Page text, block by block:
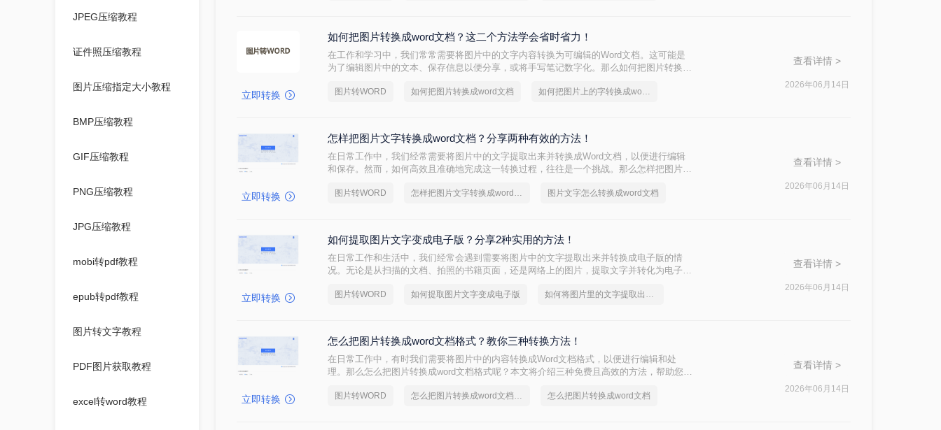
JPEG压缩教程
证件照压缩教程
图片压缩指定大小教程
BMP压缩教程
GIF压缩教程
PNG压缩教程
JPG压缩教程
mobi转pdf教程
epub转pdf教程
图片转文字教程
PDF图片获取教程
excel转word教程
立即转换
如何把图片转换成word文档？这二个方法学会省时省力！
在工作和学习中，我们常常需要将图片中的文字内容转换为可编辑的Word文档。这可能是
为了编辑图片中的文本、保存信息以便分享，或将手写笔记数字化。那么如何把图片转换成
图片转WORD 如何把图片转换成word文档 如何把图片上的字转换成word文档
查看详情 >
2026年06月14日
立即转换
怎样把图片文字转换成word文档？分享两种有效的方法！
在日常工作中，我们经常需要将图片中的文字提取出来并转换成Word文档，以便进行编辑
和保存。然而，如何高效且准确地完成这一转换过程，往往是一个挑战。那么怎样把图片文
的转换。
图片转WORD 怎样把图片文字转换成word文档 图片文字怎么转换成word文档
查看详情 >
2026年06月14日
立即转换
如何提取图片文字变成电子版？分享2种实用的方法！
在日常工作和生活中，我们经常会遇到需要将图片中的文字提取出来并转换成电子版的情
况。无论是从扫描的文档、拍照的书籍页面，还是网络上的图片，提取文字并转化为电子版
用的方法来实现这一目标。
图片转WORD 如何提取图片文字变成电子版 如何将图片里的文字提取出来变成文档
查看详情 >
2026年06月14日
立即转换
怎么把图片转换成word文档格式？教你三种转换方法！
在日常工作中，有时我们需要将图片中的内容转换成Word文档格式，以便进行编辑和处
理。那么怎么把图片转换成word文档格式呢？本文将介绍三种免费且高效的方法，帮助您轻
图片转WORD 怎么把图片转换成word文档格式 怎么把图片转换成word文档
查看详情 >
2026年06月14日